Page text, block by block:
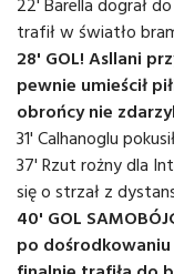
trafił w światło
28' GOL! Asllani
pewnie umieścił
obrońcy nie
31' Calhanoglu
37' Rzut rożny dla
się o strzał z
40' GOL
po dośrodkowaniu